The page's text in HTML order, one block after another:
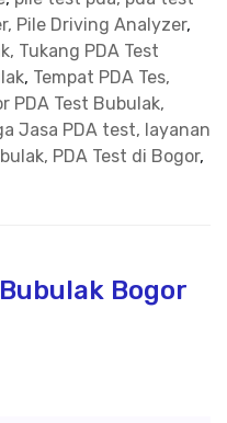
Pile Driving Analyzer,
Tukang PDA Test
, Tempat PDA Tes,
PDA Test Bubulak,
Jasa PDA test, layanan
PDA Test di Bogor,
Bogor